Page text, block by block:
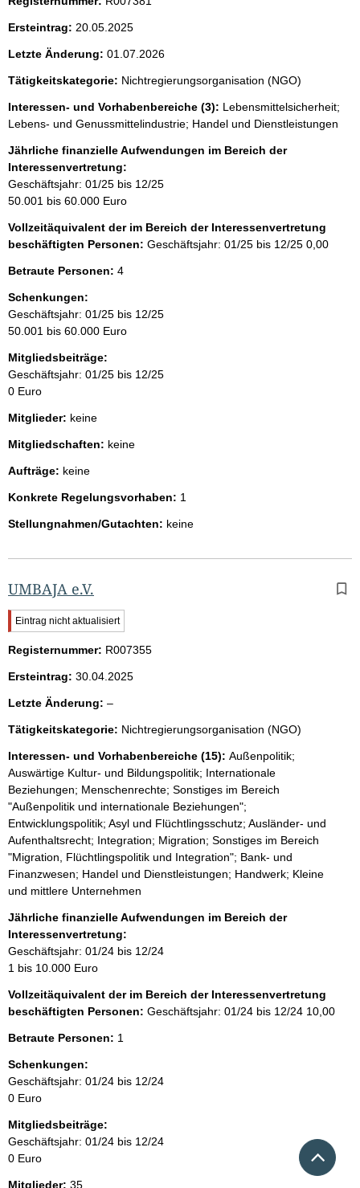
Ersteintrag: 20.05.2025
Letzte Änderung: 01.07.2026
Tätigkeitskategorie: Nichtregierungsorganisation (NGO)
Interessen- und Vorhabenbereiche (3): Lebensmittelsicherheit;
Lebens- und Genussmittelindustrie; Handel und Dienstleistungen
Jährliche finanzielle Aufwendungen im Bereich der
Interessenvertretung:
Geschäftsjahr: 01/25 bis 12/25
50.001 bis 60.000 Euro
Vollzeitäquivalent der im Bereich der Interessenvertretung
beschäftigten Personen: Geschäftsjahr: 01/25 bis 12/25 0,00
Betraute Personen: 4
Schenkungen:
Geschäftsjahr: 01/25 bis 12/25
50.001 bis 60.000 Euro
Mitgliedsbeiträge:
Geschäftsjahr: 01/25 bis 12/25
0 Euro
Mitglieder: keine
Mitgliedschaften: keine
Aufträge: keine
Konkrete Regelungsvorhaben: 1
Stellungnahmen/Gutachten: keine
UMBAJA e.V.
W
i
c
t
g
r
n
w
e
i
s
Eintrag nicht aktualisiert
Registernummer: R007355
Ersteintrag: 30.04.2025
Letzte Änderung: –l
e
r
Tätigkeitskategorie: Nichtregierungsorganisation (NGO)
Interessen- und Vorhabenbereiche (15): Außenpolitik;
Auswärtige Kultur- und Bildungspolitik; Internationale
Beziehungen; Menschenrechte; Sonstiges im Bereich
"Außenpolitik und internationale Beziehungen";
Entwicklungspolitik; Asyl und Flüchtlingsschutz; Ausländer- und
Aufenthaltsrecht; Integration; Migration; Sonstiges im Bereich
"Migration, Flüchtlingspolitik und Integration"; Bank- und
Finanzwesen; Handel und Dienstleistungen; Handwerk; Kleine
und mittlere Unternehmen
Jährliche finanzielle Aufwendungen im Bereich der
Interessenvertretung:
Geschäftsjahr: 01/24 bis 12/24
1 bis 10.000 Euro
Vollzeitäquivalent der im Bereich der Interessenvertretung
beschäftigten Personen: Geschäftsjahr: 01/24 bis 12/24 10,00
Betraute Personen: 1
Schenkungen:
Geschäftsjahr: 01/24 bis 12/24
0 Euro
Mitgliedsbeiträge:
Geschäftsjahr: 01/24 bis 12/24
0 Euro
Mitglieder: 35